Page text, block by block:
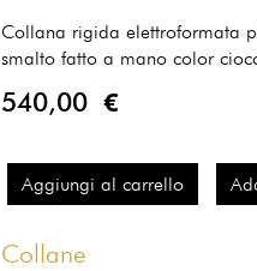
Collana rigida elettroformata
smalto fatto a mano color
540,00 €
Aggiungi al carrello
Collane